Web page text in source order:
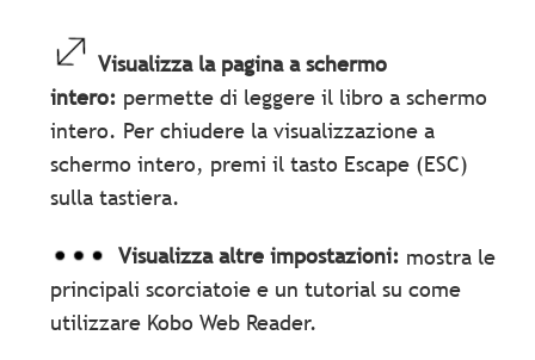
Visualizza la pagina a schermo
intero: permette di leggere il libro a schermo
intero. Per chiudere la visualizzazione a
schermo intero, premi il tasto Escape (ESC)
sulla tastiera.
Visualizza altre impostazioni: mostra le
principali scorciatoie e un tutorial su come
utilizzare Kobo Web Reader.